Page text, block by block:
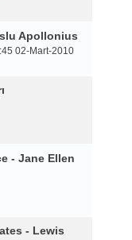
Apollonius
02-Mart-2010
- Jane Ellen
- Lewis